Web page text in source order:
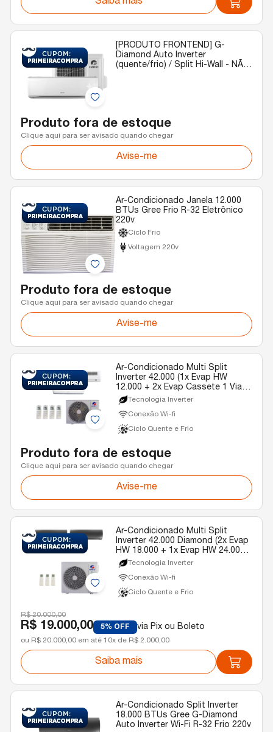
[PRODUTO FRONTEND] G-
Diamond Auto Inverter
(quente/frio) / Split Hi-Wall - NÃO
Produto fora de estoque
Clique aqui para ser avisado quando chegar
Avise-me
Ar-Condicionado Janela 12.000
BTUs Gree Frio R-32 Eletrônico
220v
Ciclo Frio
Voltagem 220v
Produto fora de estoque
Clique aqui para ser avisado quando chegar
Avise-me
Ar-Condicionado Multi Split
Inverter 42.000 (1x Evap HW
12.000 + 2x Evap Cassete 1 Via
22.000) Gree Quente/Frio R-32
220V
Tecnologia Inverter
Conexão Wi-fi
Ciclo Quente e Frio
Produto fora de estoque
Clique aqui para ser avisado quando chegar
Avise-me
Ar-Condicionado Multi Split
Inverter 42.000 Diamond (2x Evap
HW 18.000 + 1x Evap HW 24.000)
Gree Quente/Frio R-32 220v
Tecnologia Inverter
Conexão Wi-fi
Ciclo Quente e Frio
R$ 20.000,00
R$ 19.000,00 5% OFF via Pix ou Boleto
ou R$ 20.000,00 em até 10x de R$ 2.000,00
Saiba mais
Ar-Condicionado Split Inverter
18.000 BTUs Gree G-Diamond
Auto Inverter Wi-Fi R-32 Frio 220v